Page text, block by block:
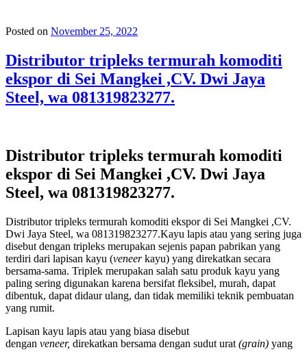
Posted on November 25, 2022
Distributor tripleks termurah komoditi
ekspor di Sei Mangkei ,CV. Dwi Jaya
Steel, wa 081319823277.
Distributor tripleks termurah komoditi
ekspor di Sei Mangkei ,CV. Dwi Jaya
Steel, wa 081319823277.
Distributor tripleks termurah komoditi ekspor di Sei Mangkei ,CV.
Dwi Jaya Steel, wa 081319823277.Kayu lapis atau yang sering juga
disebut dengan tripleks merupakan sejenis papan pabrikan yang
terdiri dari lapisan kayu (veneerkayu) yang direkatkan secara
bersama-sama. Triplek merupakan salah satu produk kayu yang
paling sering digunakan karena bersifat fleksibel, murah, dapat
dibentuk, dapat didaur ulang, dan tidak memiliki teknik pembuatan
yang rumit.
Lapisan kayu lapis atau yang biasa disebut
dengan veneer, direkatkan bersama dengan sudut urat (grain) yang